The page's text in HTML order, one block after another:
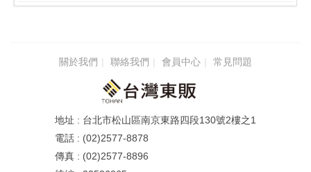
關於我們 聯絡我們 會員中心 常見問題
台北市松山區南京東路四段130號2樓之1
(02)2577-8878
(02)2577-8896